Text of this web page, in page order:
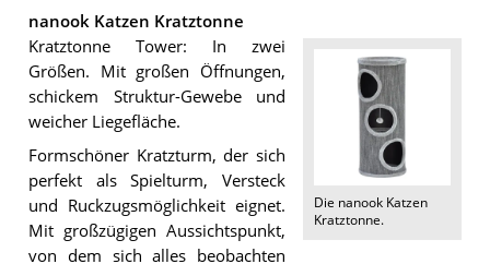
nanook Katzen Kratztonne
Die nanook Katzen
Kratztonne.
Kratztonne Tower: In zwei
Größen. Mit großen Öffnungen,
schickem Struktur-Gewebe und
weicher Liegefläche.
Formschöner Kratzturm, der sich
perfekt als Spielturm, Versteck
und Ruckzugsmöglichkeit eignet.
Mit großzügigen Aussichtspunkt,
von dem sich alles beobachten